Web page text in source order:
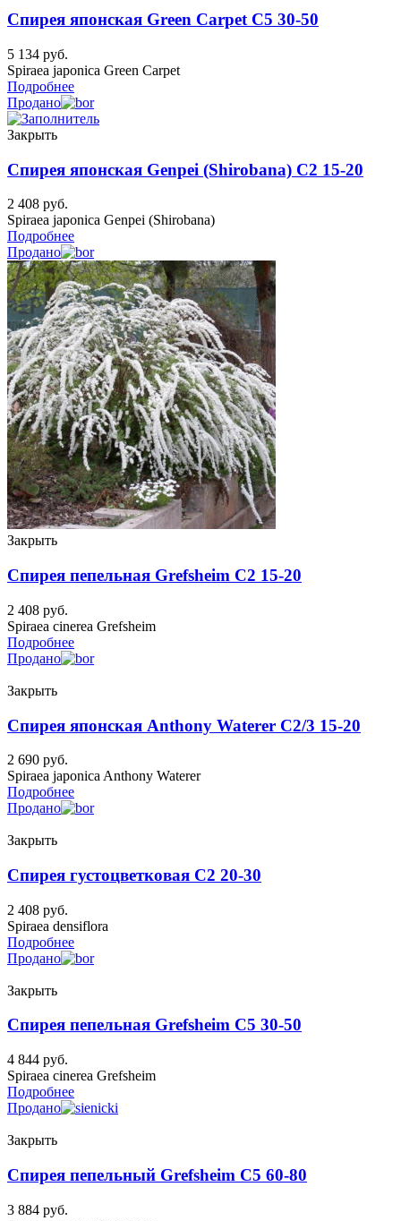
Спирея японская Green Carpet C5 30-50
5 134 руб.
Spiraea japonica Green Carpet
Подробнее
Продано
Закрыть
Спирея японская Genpei (Shirobana) C2 15-20
2 408 руб.
Spiraea japonica Genpei (Shirobana)
Подробнее
Продано
Закрыть
Спирея пепельная Grefsheim C2 15-20
2 408 руб.
Spiraea cinerea Grefsheim
Подробнее
Продано
Закрыть
Спирея японская Anthony Waterer C2/3 15-20
2 690 руб.
Spiraea japonica Anthony Waterer
Подробнее
Продано
Закрыть
Спирея густоцветковая C2 20-30
2 408 руб.
Spiraea densiflora
Подробнее
Продано
Закрыть
Спирея пепельная Grefsheim C5 30-50
4 844 руб.
Spiraea cinerea Grefsheim
Подробнее
Продано
Закрыть
Спирея пепельный Grefsheim C5 60-80
3 884 руб.